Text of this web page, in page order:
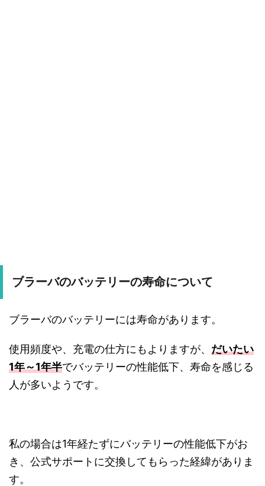
ブラーバのバッテリーの寿命について
ブラーバのバッテリーには寿命があります。
使用頻度や、充電の仕方にもよりますが、 だいたい
1年～1年半でバッテリーの性能低下、寿命を感じる
人が多いようです。
私の場合は1年経たずにバッテリーの性能低下がお
き、公式サポートに交換してもらった経緯がありま
す。